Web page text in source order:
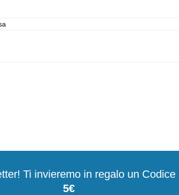
Ti invieremo in regalo un
5€